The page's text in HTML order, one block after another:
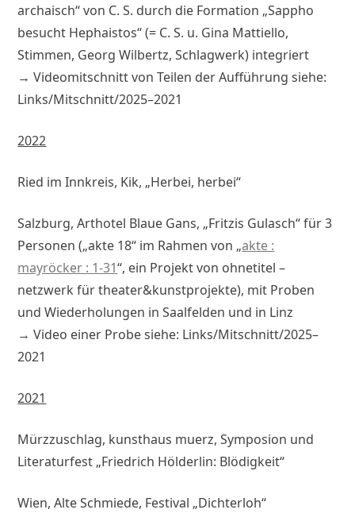
archaisch“ von C. S. durch die Formation „Sappho
besucht Hephaistos“ (= C. S. u. Gina Mattiello,
Stimmen, Georg Wilbertz, Schlagwerk) integriert
→ Videomitschnitt von Teilen der Aufführung siehe:
Links/Mitschnitt/2025–2021
2022
Ried im Innkreis, Kik, „Herbei, herbei“
Salzburg, Arthotel Blaue Gans, „Fritzis Gulasch“ für 3
Personen („akte 18“ im Rahmen von „akte :
mayröcker : 1-31“, ein Projekt von ohnetitel –
netzwerk für theater&kunstprojekte), mit Proben
und Wiederholungen in Saalfelden und in Linz
→ Video einer Probe siehe: Links/Mitschnitt/2025–
2021
2021
Mürzzuschlag, kunsthaus muerz, Symposion und
Literaturfest „Friedrich Hölderlin: Blödigkeit“
Wien, Alte Schmiede, Festival „Dichterloh“